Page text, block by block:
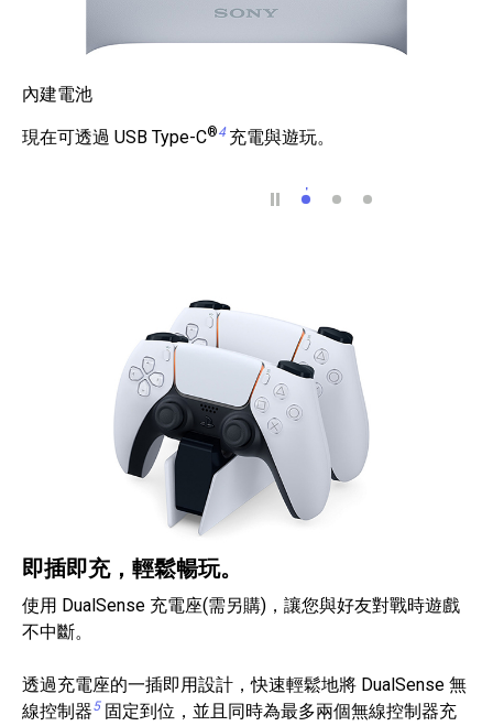
內建電池整合型喇叭
動態感測器
內建電池
現在可透過 USB Type-C®4 充電與遊玩。
即插即充，輕鬆暢玩。
使用 DualSense 充電座(需另購)，讓您與好友對戰時遊戲
不中斷。
透過充電座的一插即用設計，快速輕鬆地將 DualSense 無
線控制器5 固定到位，並且同時為最多兩個無線控制器充